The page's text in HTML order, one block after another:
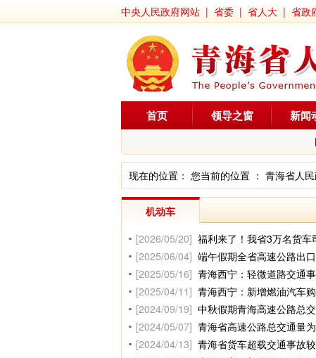
中央人民政府网站 | 省委 | 省人大 | 省政
首页 领导之窗 新闻
现在的位置： 您当前的位置 ： 青海省人
机动车
[2026/05/20] 福利来了！我省3万名货
[2025/06/04] 端午假期全省高速公路出
[2025/05/16] 青海西宁：轻微道路交通
[2025/04/11] 青海西宁：新增燃油汽车
[2024/09/19] 中秋假期青海高速公路总
[2024/05/07] 青海省高速公路总交通量
[2024/04/13] 青海省货车超载交通事故